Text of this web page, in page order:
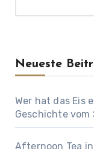
Neueste
Wer hat das Eis
Geschichte vom
Afternoon Tea